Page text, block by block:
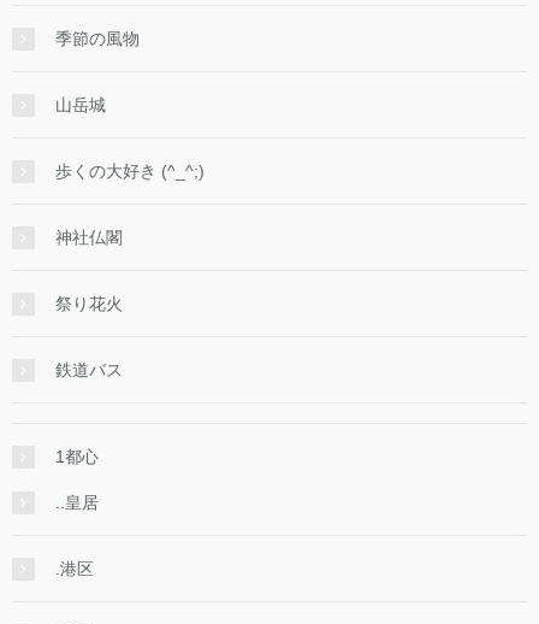
季節の風物
山岳城
歩くの大好き (^_^;)
神社仏閣
祭り花火
鉄道バス
1都心
..皇居
.港区